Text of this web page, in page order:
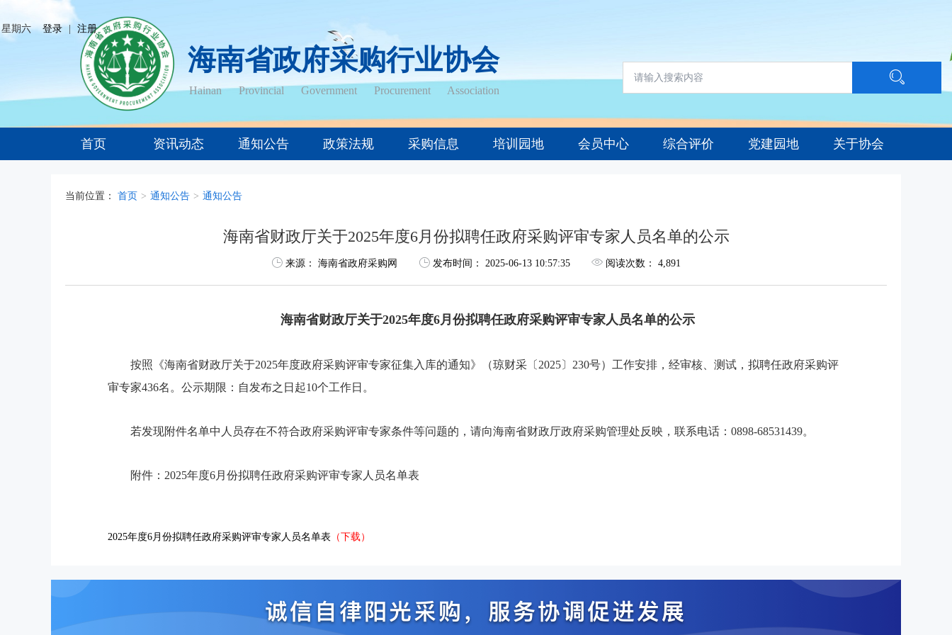
星期六 登录 | 注册
海南省政府采购行业协会
Hainan Provincial Government Procurement Association
首页 资讯动态 通知公告 政策法规 采购信息 培训园地 会员中心 综合评价 党建园地 关于协会
当前位置： 首页 > 通知公告 > 通知公告
海南省财政厅关于2025年度6月份拟聘任政府采购评审专家人员名单的公示
来源： 海南省政府采购网 发布时间： 2025-06-13 10:57:35 阅读次数： 4,891
海南省财政厅关于2025年度6月份拟聘任政府采购评审专家人员名单的公示
按照《海南省财政厅关于2025年度政府采购评审专家征集入库的通知》（琼财采〔2025〕230号）工作安排，经审核、测试，拟聘任政府采购评
审专家436名。公示期限：自发布之日起10个工作日。
若发现附件名单中人员存在不符合政府采购评审专家条件等问题的，请向海南省财政厅政府采购管理处反映，联系电话：0898-68531439。
附件：2025年度6月份拟聘任政府采购评审专家人员名单表
2025年度6月份拟聘任政府采购评审专家人员名单表 （下载）